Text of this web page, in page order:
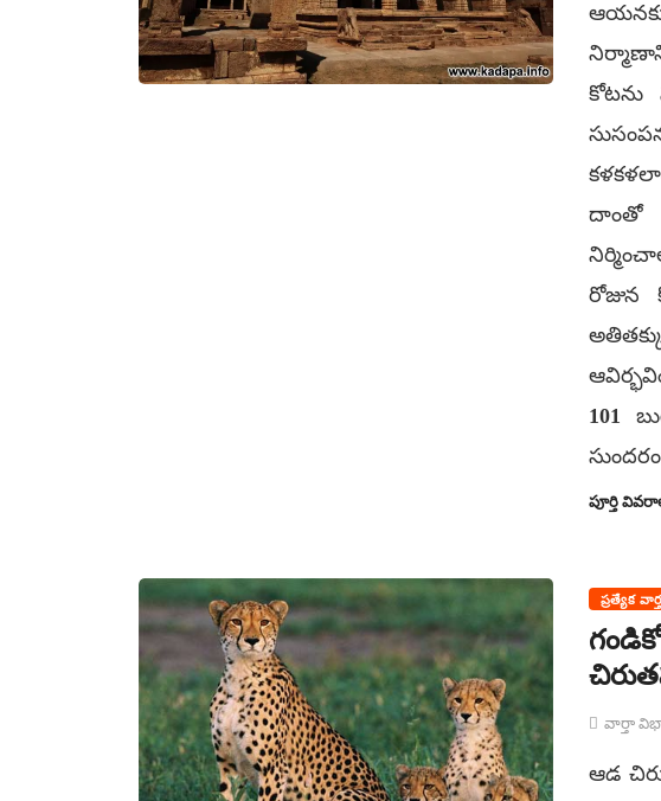
కోటను
దాంతో
రోజున
101
పూర్తి
ప్రత్యేక
వార్తా
ఆడ